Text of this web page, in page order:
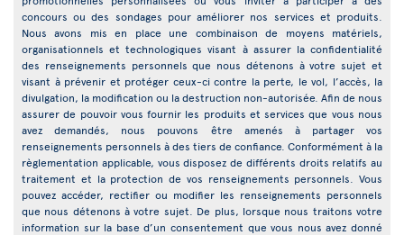
concours ou des sondages pour améliorer nos services et produits.
Nous avons mis en place une combinaison de moyens matériels,
organisationnels et technologiques visant à assurer la confidentialité
des renseignements personnels que nous détenons à votre sujet et
visant à prévenir et protéger ceux-ci contre la perte, le vol, l’accès, la
divulgation, la modification ou la destruction non-autorisée. Afin de nous
assurer de pouvoir vous fournir les produits et services que vous nous
avez demandés, nous pouvons être amenés à partager vos
renseignements personnels à des tiers de confiance. Conformément à la
règlementation applicable, vous disposez de différents droits relatifs au
traitement et la protection de vos renseignements personnels. Vous
pouvez accéder, rectifier ou modifier les renseignements personnels
que nous détenons à votre sujet. De plus, lorsque nous traitons votre
information sur la base d’un consentement que vous nous avez donné